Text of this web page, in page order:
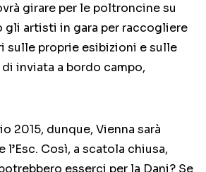
girare per le poltroncine su
gli artisti in gara per raccogliere
sulle proprie esibizioni e sulle
inviata a bordo campo,
2015, dunque, Vienna sarà
l’Esc. Così, a scatola chiusa,
esserci per la Dani? Se